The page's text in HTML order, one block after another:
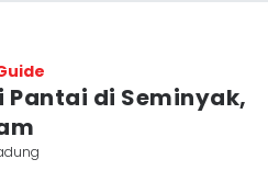
Pantai di Seminyak,